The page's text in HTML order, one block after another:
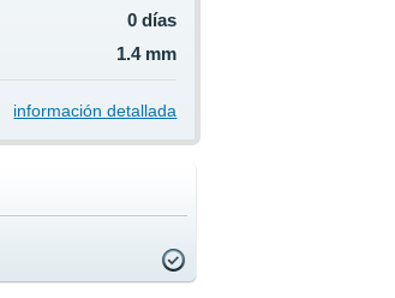
0 días
1.4 mm
información detallada